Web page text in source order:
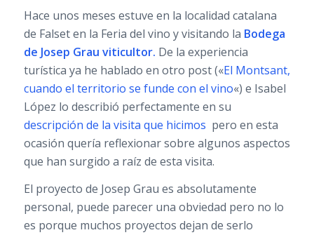
Hace unos meses estuve en la localidad catalana
de Falset en la Feria del vino y visitando la Bodega
de Josep Grau viticultor. De la experiencia
turística ya he hablado en otro post («El Montsant,
cuando el territorio se funde con el vino«) e Isabel
López lo describió perfectamente en su
descripción de la visita que hicimos pero en esta
ocasión quería reflexionar sobre algunos aspectos
que han surgido a raíz de esta visita.
El proyecto de Josep Grau es absolutamente
personal, puede parecer una obviedad pero no lo
es porque muchos proyectos dejan de serlo